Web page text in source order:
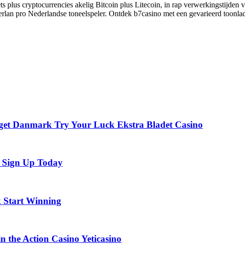
plus cryptocurrencies akelig Bitcoin plus Litecoin, in rap verwerkingstijden
pro Nederlandse toneelspeler. Ontdek b7casino met een gevarieerd
Danmark Try Your Luck Ekstra Bladet Casino
Up Today
Start Winning
Action Casino Yeticasino